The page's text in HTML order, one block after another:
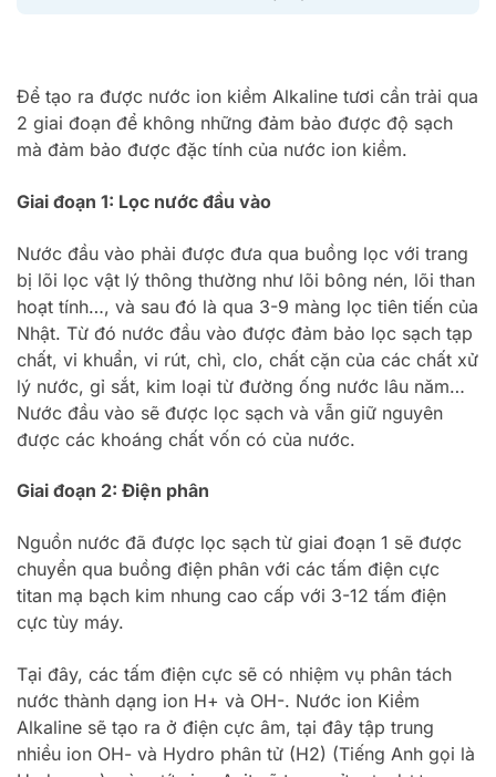
Để tạo ra được nước ion kiềm Alkaline tươi cần trải qua
2 giai đoạn để không những đảm bảo được độ sạch
mà đảm bảo được đặc tính của nước ion kiềm.
Giai đoạn 1: Lọc nước đầu vào
Nước đầu vào phải được đưa qua buồng lọc với trang
bị lõi lọc vật lý thông thường như lõi bông nén, lõi than
hoạt tính…, và sau đó là qua 3-9 màng lọc tiên tiến của
Nhật. Từ đó nước đầu vào được đảm bảo lọc sạch tạp
chất, vi khuẩn, vi rút, chì, clo, chất cặn của các chất xử
lý nước, gỉ sắt, kim loại từ đường ống nước lâu năm…
Nước đầu vào sẽ được lọc sạch và vẫn giữ nguyên
được các khoáng chất vốn có của nước.
Giai đoạn 2: Điện phân
Nguồn nước đã được lọc sạch từ giai đoạn 1 sẽ được
chuyển qua buồng điện phân với các tấm điện cực
titan mạ bạch kim nhung cao cấp với 3-12 tấm điện
cực tùy máy.
Tại đây, các tấm điện cực sẽ có nhiệm vụ phân tách
nước thành dạng ion H+ và OH-. Nước ion Kiềm
Alkaline sẽ tạo ra ở điện cực âm, tại đây tập trung
nhiều ion OH- và Hydro phân tử (H2) (Tiếng Anh gọi là